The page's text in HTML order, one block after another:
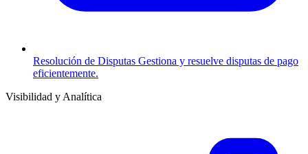
Resolución de Disputas Gestiona y resuelve disputas de pago
eficientemente.
Visibilidad y Analítica